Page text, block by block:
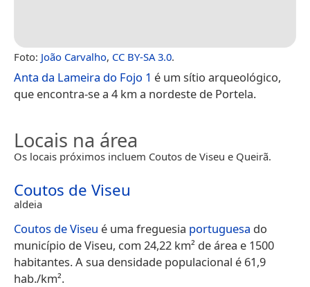
Foto: João Carvalho, CC BY-SA 3.0.
Anta da Lameira do Fojo 1 é um sítio arqueológico,
que encontra-se a 4 km a nordeste de Portela.
Locais na área
Os locais próximos incluem Coutos de Viseu e Queirã.
Coutos de Viseu
aldeia
Coutos de Viseu é uma freguesia portuguesa do
município de Viseu, com 24,22 km² de área e 1500
habitantes. A sua densidade populacional é 61,9
hab./km².